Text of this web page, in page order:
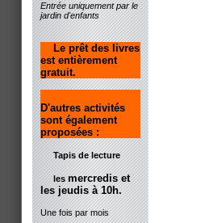
Entrée uniquement par le
jardin d'enfants
Le prêt des livres
est entièrement
gratuit.
D'autres activités
sont également
proposées :
Tapis de lecture
lesmercredis et
les jeudis à 10h.
Une fois par mois